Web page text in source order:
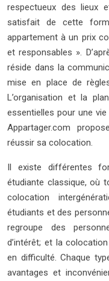
respectueux des lieux
satisfait de cette
appartement à un prix
et responsables ».
réside dans la
mise en place de
L’organisation et la
essentielles pour une
Appartager.com
réussir sa colocation.
Il existe différentes
étudiante classique, où
colocation
étudiants et des
regroupe des
d’intérêt; et la
en difficulté. Chaque
avantages et